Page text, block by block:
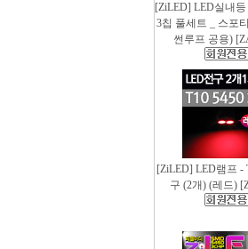
[ZiLED] LED실내등
3칩 풀세트 _ 스포
썬루프 공용)
[ZiLED] LED램프 -
구 (2개) (레드)